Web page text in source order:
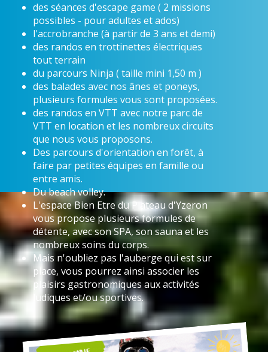
des séances d'escape game ( 2 missions
possibles - pour adultes et ados)
l'accrobranche (à partir de 3 ans et demi)
des randos en trottinettes électriques
tout terrain
du parcours Ninja ( taille mini 1,50 m )
des balades avec nos ânes et poneys,
plusieurs formules vous sont proposées.
des randos en VTT avec notre parc de
VTT en location et les nombreux circuits
que nous vous proposons.
Des parcours d'orientation en forêt, à
faire par petites équipes en famille ou
entre amis.
Du beach volley.
L'espace Bien Etre du Plateau d'Yzeron
vous propose plusieurs formules de
détente, avec son SPA, son sauna et les
nombreux soins du corps.
Mais n'oubliez pas l'auberge qui est sur
place, vous pourrez ainsi associer les
plaisirs gastronomiques aux activités
ludiques et/ou sportives.